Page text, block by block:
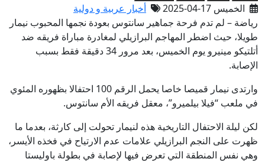
الخميس 17-04-2025
أخبار عربية و دولية
رياضة – لم تدم فرحة جماهير سانتوس بعودة نجمها المحبوب نيمار
طويلا، حيث اضطر المهاجم البرازيلي لمغادرة مباراة فريقه ضد
أتلتيكو مينيرو يوم الخميس، بعد مرور 34 دقيقة فقط بسبب
الإصابة.
وارتدى نيمار قميصا خاصا يحمل الرقم 100 احتفالا بظهوره المئوي
في ملعب “فيلا بيلميرو”، معقل فريقه الأم سانتوس.
لكن ليلة الاحتفال التاريخية هذه لنيمار تحولت إلى كارثة، بعدما ما
ظهرت على النجم البرازيلي علامات عدم الارتياح في فخذه الأيسر،
وهي نفس المنطقة التي تعرض فيها لإصابة في بطولة باوليستا